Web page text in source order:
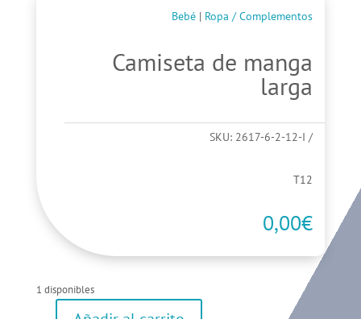
Bebé | Ropa / Complementos
Camiseta de manga
larga
SKU: 2617-6-2-12-I
T12
0,00€
1 disponibles